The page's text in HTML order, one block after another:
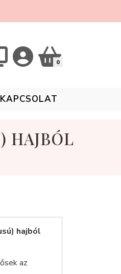
0
KAPCSOLAT
HAJBÓL
hajból
az